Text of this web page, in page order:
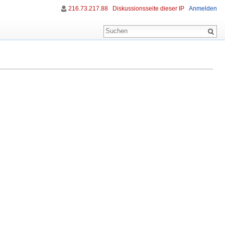
216.73.217.88 Diskussionsseite dieser IP Anmelden